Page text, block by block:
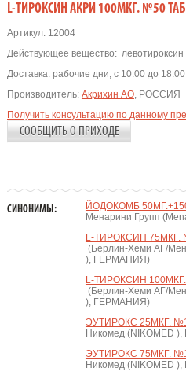
L-ТИРОКСИН АКРИ 100МКГ. №50
Артикул:12004
Действующее вещество:
Доставка: рабочие дни, с 10:00 до 18:00
Производитель: Акрихин АО, РОССИЯ
Получить консультацию по данному
СООБЩИТЬ О ПРИХОДЕ
СИНОНИМЫ: ЙОДОКОМБ
Менарини Групп
L-ТИРОКСИН
(Берлин-Хеми АГ/
), ГЕРМАНИЯ)
L-ТИРОКСИН
(Берлин-Хеми АГ/
), ГЕРМАНИЯ)
ЭУТИРОКС 25МКГ.
Никомед (NIKOMED
ЭУТИРОКС 75МКГ.
Никомед (NIKOMED